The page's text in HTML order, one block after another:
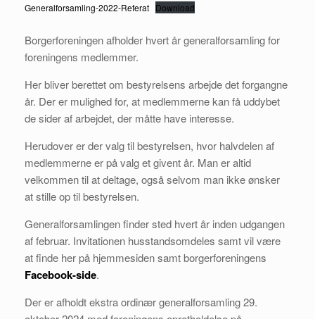
Generalforsamling-2022-Referat Download
Borgerforeningen afholder hvert år generalforsamling for
foreningens medlemmer.
Her bliver berettet om bestyrelsens arbejde det forgangne
år. Der er mulighed for, at medlemmerne kan få uddybet
de sider af arbejdet, der måtte have interesse.
Herudover er der valg til bestyrelsen, hvor halvdelen af
medlemmerne er på valg et givent år. Man er altid
velkommen til at deltage, også selvom man ikke ønsker
at stille op til bestyrelsen.
Generalforsamlingen finder sted hvert år inden udgangen
af februar. Invitationen husstandsomdeles samt vil være
at finde her på hjemmesiden samt borgerforeningens
Facebook-side.
Der er afholdt ekstra ordinær generalforsamling 29.